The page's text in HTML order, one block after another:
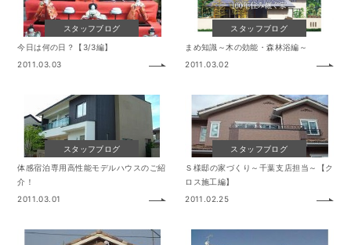
スタッフブログ
今日は何の日？【3/3編】
2011.03.03
スタッフブログ
まめ知識～木の効能・森林浴編～
2011.03.02
スタッフブログ
体感宿泊専用高性能モデルハウスのご紹
介！
2011.03.01
スタッフブログ
Ｓ様邸の家づくり～千葉支店担当～【ク
ロス施工編】
2011.02.25